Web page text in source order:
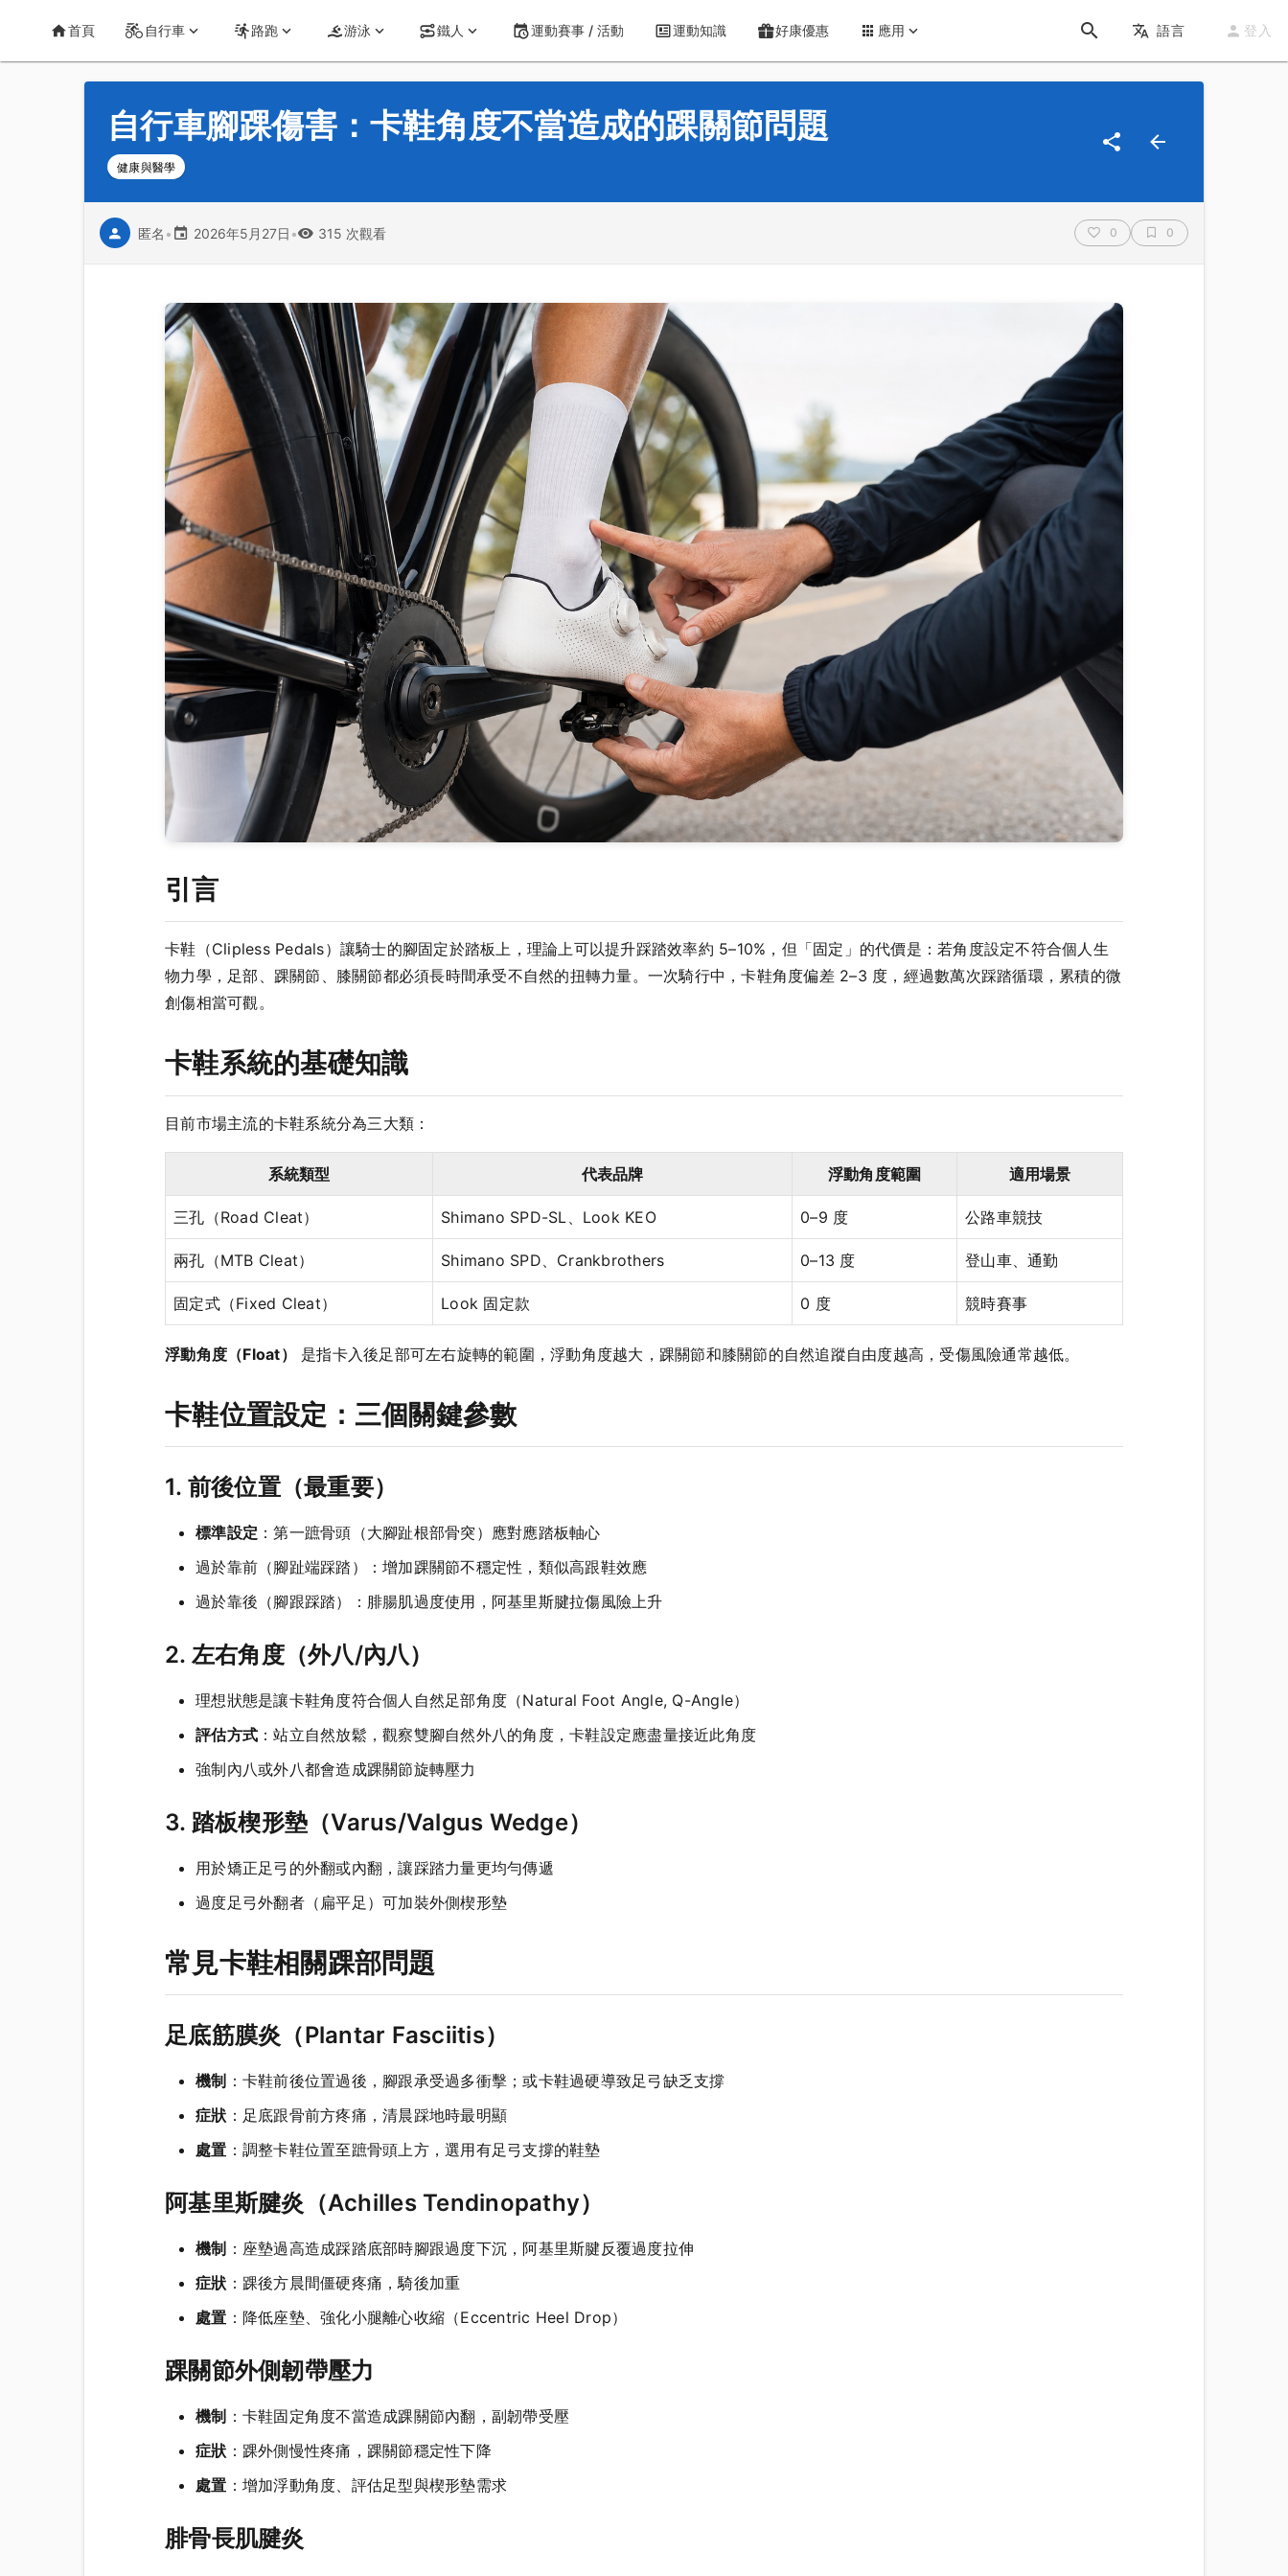
CT Yeh 公路車基地
首頁 自行車 路跑 游泳 鐵人 運動賽事 / 活動 運動知識 好康優惠 應用 語言 登入
運動知識 詳情
自行車腳踝傷害：卡鞋角度不當造成的踝關節問題
健康與醫學
匿名 • 2026年5月27日 • 315 次觀看 0 0
引言
卡鞋（Clipless Pedals）讓騎士的腳固定於踏板上，理論上可以提升踩踏效率約 5–10%，但「固定」的代價是：若角度設定不符合個人生
物力學，足部、踝關節、膝關節都必須長時間承受不自然的扭轉力量。一次騎行中，卡鞋角度偏差 2–3 度，經過數萬次踩踏循環，累積的微
創傷相當可觀。
卡鞋系統的基礎知識
目前市場主流的卡鞋系統分為三大類：
系統類型 代表品牌 浮動角度範圍 適用場景
三孔（Road Cleat） Shimano SPD-SL、Look KEO 0–9 度 公路車競技
兩孔（MTB Cleat） Shimano SPD、Crankbrothers 0–13 度 登山車、通勤
固定式（Fixed Cleat） Look 固定款 0 度 競時賽事
浮動角度（Float） 是指卡入後足部可左右旋轉的範圍，浮動角度越大，踝關節和膝關節的自然追蹤自由度越高，受傷風險通常越低。
卡鞋位置設定：三個關鍵參數
1. 前後位置（最重要）
標準設定 ：第一蹠骨頭（大腳趾根部骨突）應對應踏板軸心
過於靠前（腳趾端踩踏）：增加踝關節不穩定性，類似高跟鞋效應
過於靠後（腳跟踩踏）：腓腸肌過度使用，阿基里斯腱拉傷風險上升
2. 左右角度（外八/內八）
理想狀態是讓卡鞋角度符合個人自然足部角度（Natural Foot Angle, Q-Angle）
評估方式 ：站立自然放鬆，觀察雙腳自然外八的角度，卡鞋設定應盡量接近此角度
強制內八或外八都會造成踝關節旋轉壓力
3. 踏板楔形墊（Varus/Valgus Wedge）
用於矯正足弓的外翻或內翻，讓踩踏力量更均勻傳遞
過度足弓外翻者（扁平足）可加裝外側楔形墊
常見卡鞋相關踝部問題
足底筋膜炎（Plantar Fasciitis）
機制 ：卡鞋前後位置過後，腳跟承受過多衝擊；或卡鞋過硬導致足弓缺乏支撐
症狀 ：足底跟骨前方疼痛，清晨踩地時最明顯
處置 ：調整卡鞋位置至蹠骨頭上方，選用有足弓支撐的鞋墊
阿基里斯腱炎（Achilles Tendinopathy）
機制 ：座墊過高造成踩踏底部時腳跟過度下沉，阿基里斯腱反覆過度拉伸
症狀 ：踝後方晨間僵硬疼痛，騎後加重
處置 ：降低座墊、強化小腿離心收縮（Eccentric Heel Drop）
踝關節外側韌帶壓力
機制 ：卡鞋固定角度不當造成踝關節內翻，副韌帶受壓
症狀 ：踝外側慢性疼痛，踝關節穩定性下降
處置 ：增加浮動角度、評估足型與楔形墊需求
腓骨長肌腱炎